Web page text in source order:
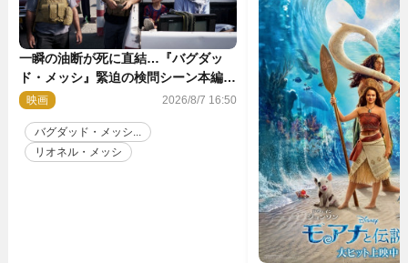
一瞬の油断が死に直結…『バグダッ
ド・メッシ』緊迫の検問シーン本編解
禁 監督メッセージも到着
映画 2026/8/7 16:50
バグダッド・メッシ...
リオネル・メッシ